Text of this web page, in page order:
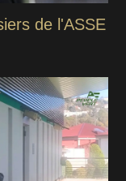
de l'ASSE